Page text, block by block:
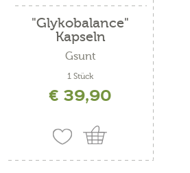
"Glykobalance"
Kapseln
Gsunt
1 Stück
€ 39,90